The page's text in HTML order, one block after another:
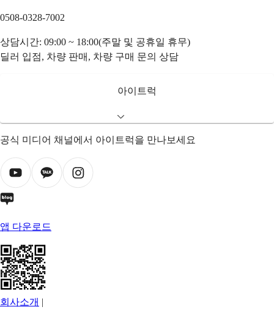
0508-0328-7002
상담시간: 09:00 ~ 18:00(주말 및 공휴일 휴무)
딜러 입점, 차량 판매, 차량 구매 문의 상담
아이트럭
공식 미디어 채널에서 아이트럭을 만나보세요
앱 다운로드
회사소개 |